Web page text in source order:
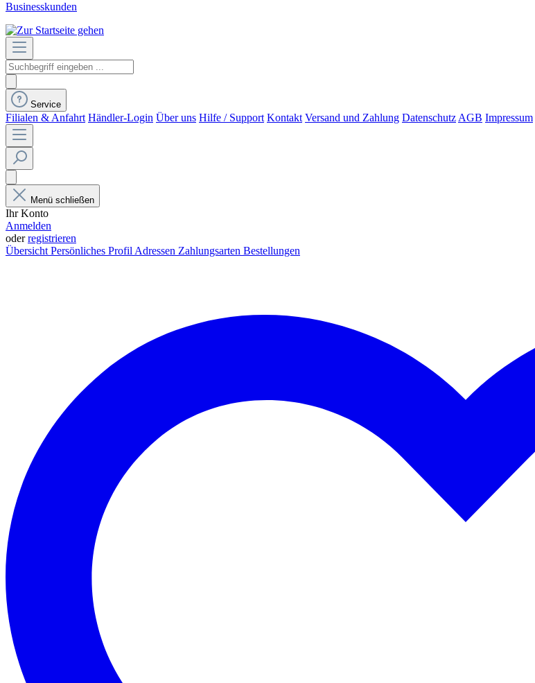
Businesskunden
Service
Filialen & Anfahrt Händler-Login Über uns Hilfe / Support Kontakt Versand und Zahlung DatenschutzAGB Impressum
Menü schließen
Ihr Konto
Anmelden
oderregistrieren
ÜbersichtPersönliches ProfilAdressen Zahlungsarten Bestellungen